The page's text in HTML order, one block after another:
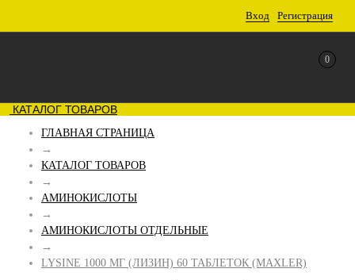
Вход Регистрация
0
КАТАЛОГ ТОВАРОВ
ГЛАВНАЯ СТРАНИЦА
→
КАТАЛОГ ТОВАРОВ
→
АМИНОКИСЛОТЫ
→
АМИНОКИСЛОТЫ ОТДЕЛЬНЫЕ
→
LYSINE 1000 МГ (ЛИЗИН) 60 ТАБЛЕТОК (MAXLER)